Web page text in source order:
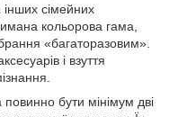
інших сімейних
кольорова гама,
«багаторазовим».
і взуття
повинно бути мінімум дві